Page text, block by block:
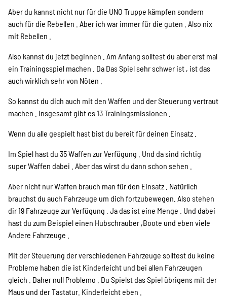
Aber du kannst nicht nur für die UNO Truppe kämpfen sondern
auch für die Rebellen . Aber ich war immer für die guten . Also nix
mit Rebellen .
Also kannst du jetzt beginnen . Am Anfang solltest du aber erst mal
ein Trainingsspiel machen . Da Das Spiel sehr schwer ist , ist das
auch wirklich sehr von Nöten .
So kannst du dich auch mit den Waffen und der Steuerung vertraut
machen . Insgesamt gibt es 13 Trainingsmissionen .
Wenn du alle gespielt hast bist du bereit für deinen Einsatz .
Im Spiel hast du 35 Waffen zur Verfügung . Und da sind richtig
super Waffen dabei . Aber das wirst du dann schon sehen .
Aber nicht nur Waffen brauch man für den Einsatz . Natürlich
brauchst du auch Fahrzeuge um dich fortzubewegen. Also stehen
dir 19 Fahrzeuge zur Verfügung . Ja das ist eine Menge . Und dabei
hast du zum Beispiel einen Hubschrauber ,Boote und eben viele
Andere Fahrzeuge .
Mit der Steuerung der verschiedenen Fahrzeuge solltest du keine
Probleme haben die ist Kinderleicht und bei allen Fahrzeugen
gleich . Daher null Problemo . Du Spielst das Spiel übrigens mit der
Maus und der Tastatur. Kinderleicht eben .